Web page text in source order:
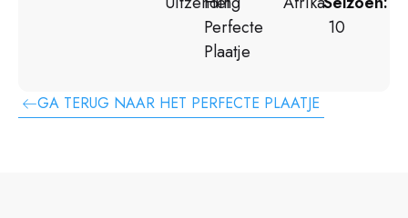
Perfecte
Plaatje
10
GA TERUG NAAR HET PERFECTE PLAATJE